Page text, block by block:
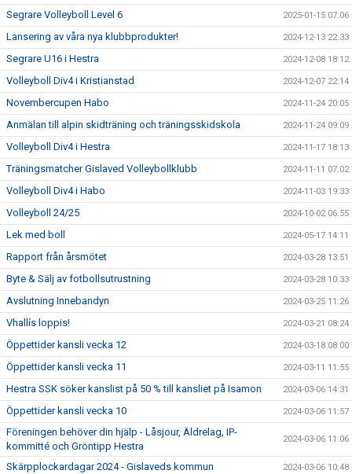
Segrare Volleyboll Level 6 2025-01-15 07:06
Lansering av våra nya klubbprodukter! 2024-12-13 22:33
Segrare U16 i Hestra 2024-12-08 18:12
Volleyboll Div4 i Kristianstad 2024-12-07 22:14
Novembercupen Habo 2024-11-24 20:05
Anmälan till alpin skidträning och träningsskidskola 2024-11-24 09:09
Volleyboll Div4 i Hestra 2024-11-17 18:13
Träningsmatcher Gislaved Volleybollklubb 2024-11-11 07:02
Volleyboll Div4 i Habo 2024-11-03 19:33
Volleyboll 24/25 2024-10-02 06:55
Lek med boll 2024-05-17 14:11
Rapport från årsmötet 2024-03-28 13:51
Byte & Sälj av fotbollsutrustning 2024-03-28 10:33
Avslutning Innebandyn 2024-03-25 11:26
Vhallís loppis! 2024-03-21 08:24
Öppettider kansli vecka 12 2024-03-18 08:00
Öppettider kansli vecka 11 2024-03-11 11:55
Hestra SSK söker kanslist på 50 % till kansliet på Isamon 2024-03-06 14:31
Öppettider kansli vecka 10 2024-03-06 11:57
Föreningen behöver din hjälp - Låsjour, Äldrelag, IP-
kommitté och Gröntipp Hestra
2024-03-06 11:06
Skärpplockardagar 2024 - Gislaveds kommun 2024-03-06 10:48